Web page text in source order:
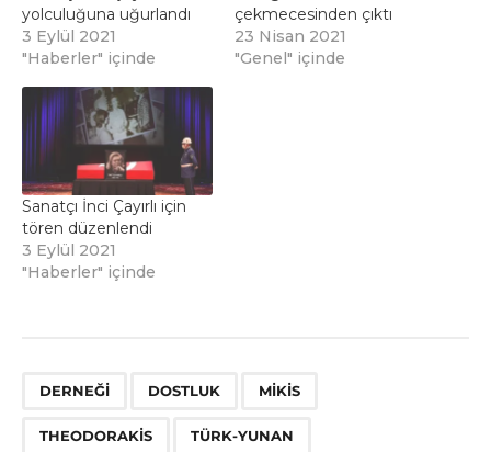
yolculuğuna uğurlandı
3 Eylül 2021
"Haberler" içinde
çekmecesinden çıktı
23 Nisan 2021
"Genel" içinde
Sanatçı İnci Çayırlı için
tören düzenlendi
3 Eylül 2021
"Haberler" içinde
DERNEĞI DOSTLUK MIKIS
THEODORAKIS TÜRK-YUNAN